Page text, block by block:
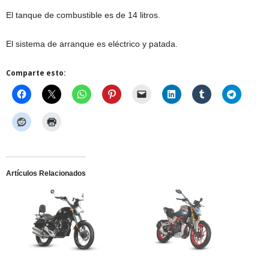
El tanque de combustible es de 14 litros.
El sistema de arranque es eléctrico y patada.
Comparte esto:
Artículos Relacionados